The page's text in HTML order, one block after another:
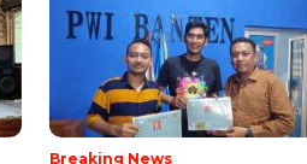
Breaking News